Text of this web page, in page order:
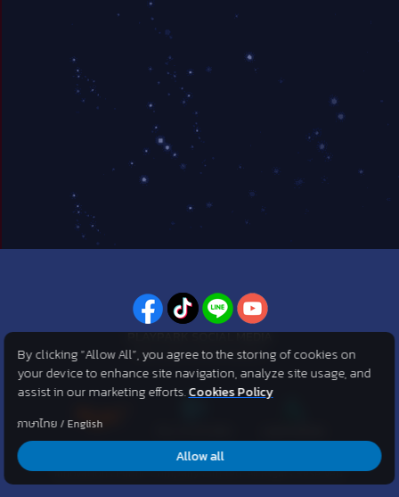
PLAYPARK SOCIAL MEDIA
ไม่พลาดทุกข่าวสารจาก PlayPark
©2007 KOG corporation . All Rights Reserved. ©2012 Asphere
Innovations Public Company Limited. All Rights Reserved.
By clicking “Allow All”, you agree to the storing of cookies on
your device to enhance site navigation, analyze site usage, and
assist in our marketing efforts.Cookies Policy
ภาษาไทย / English
Allow all